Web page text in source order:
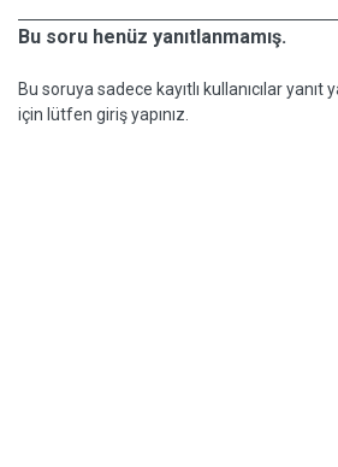
Bu soru henüz yanıtlanmamış.
Bu soruya sadece kayıtlı kullanıcılar
için lütfen giriş yapınız.